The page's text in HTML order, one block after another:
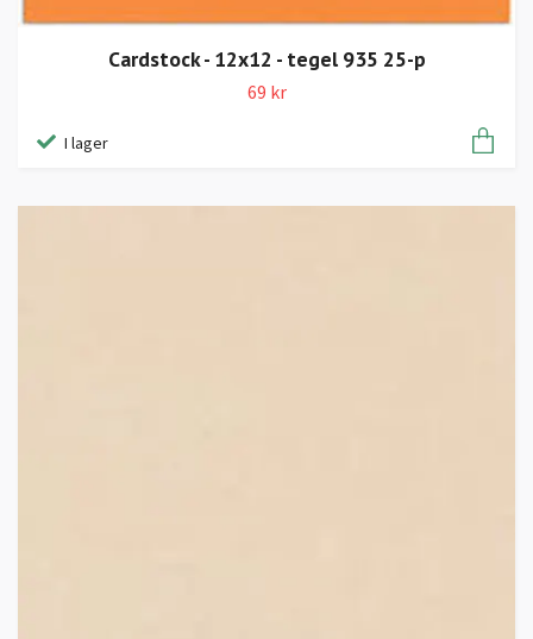
Cardstock - 12x12 - tegel 935 25-p
69 kr
I lager